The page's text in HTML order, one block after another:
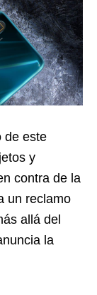
de este
y
contra de la
un reclamo
allá del
la